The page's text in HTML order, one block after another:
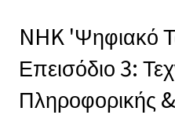
NHK 'Ψηφιακό
Επεισόδιο 3:
Πληροφορικής